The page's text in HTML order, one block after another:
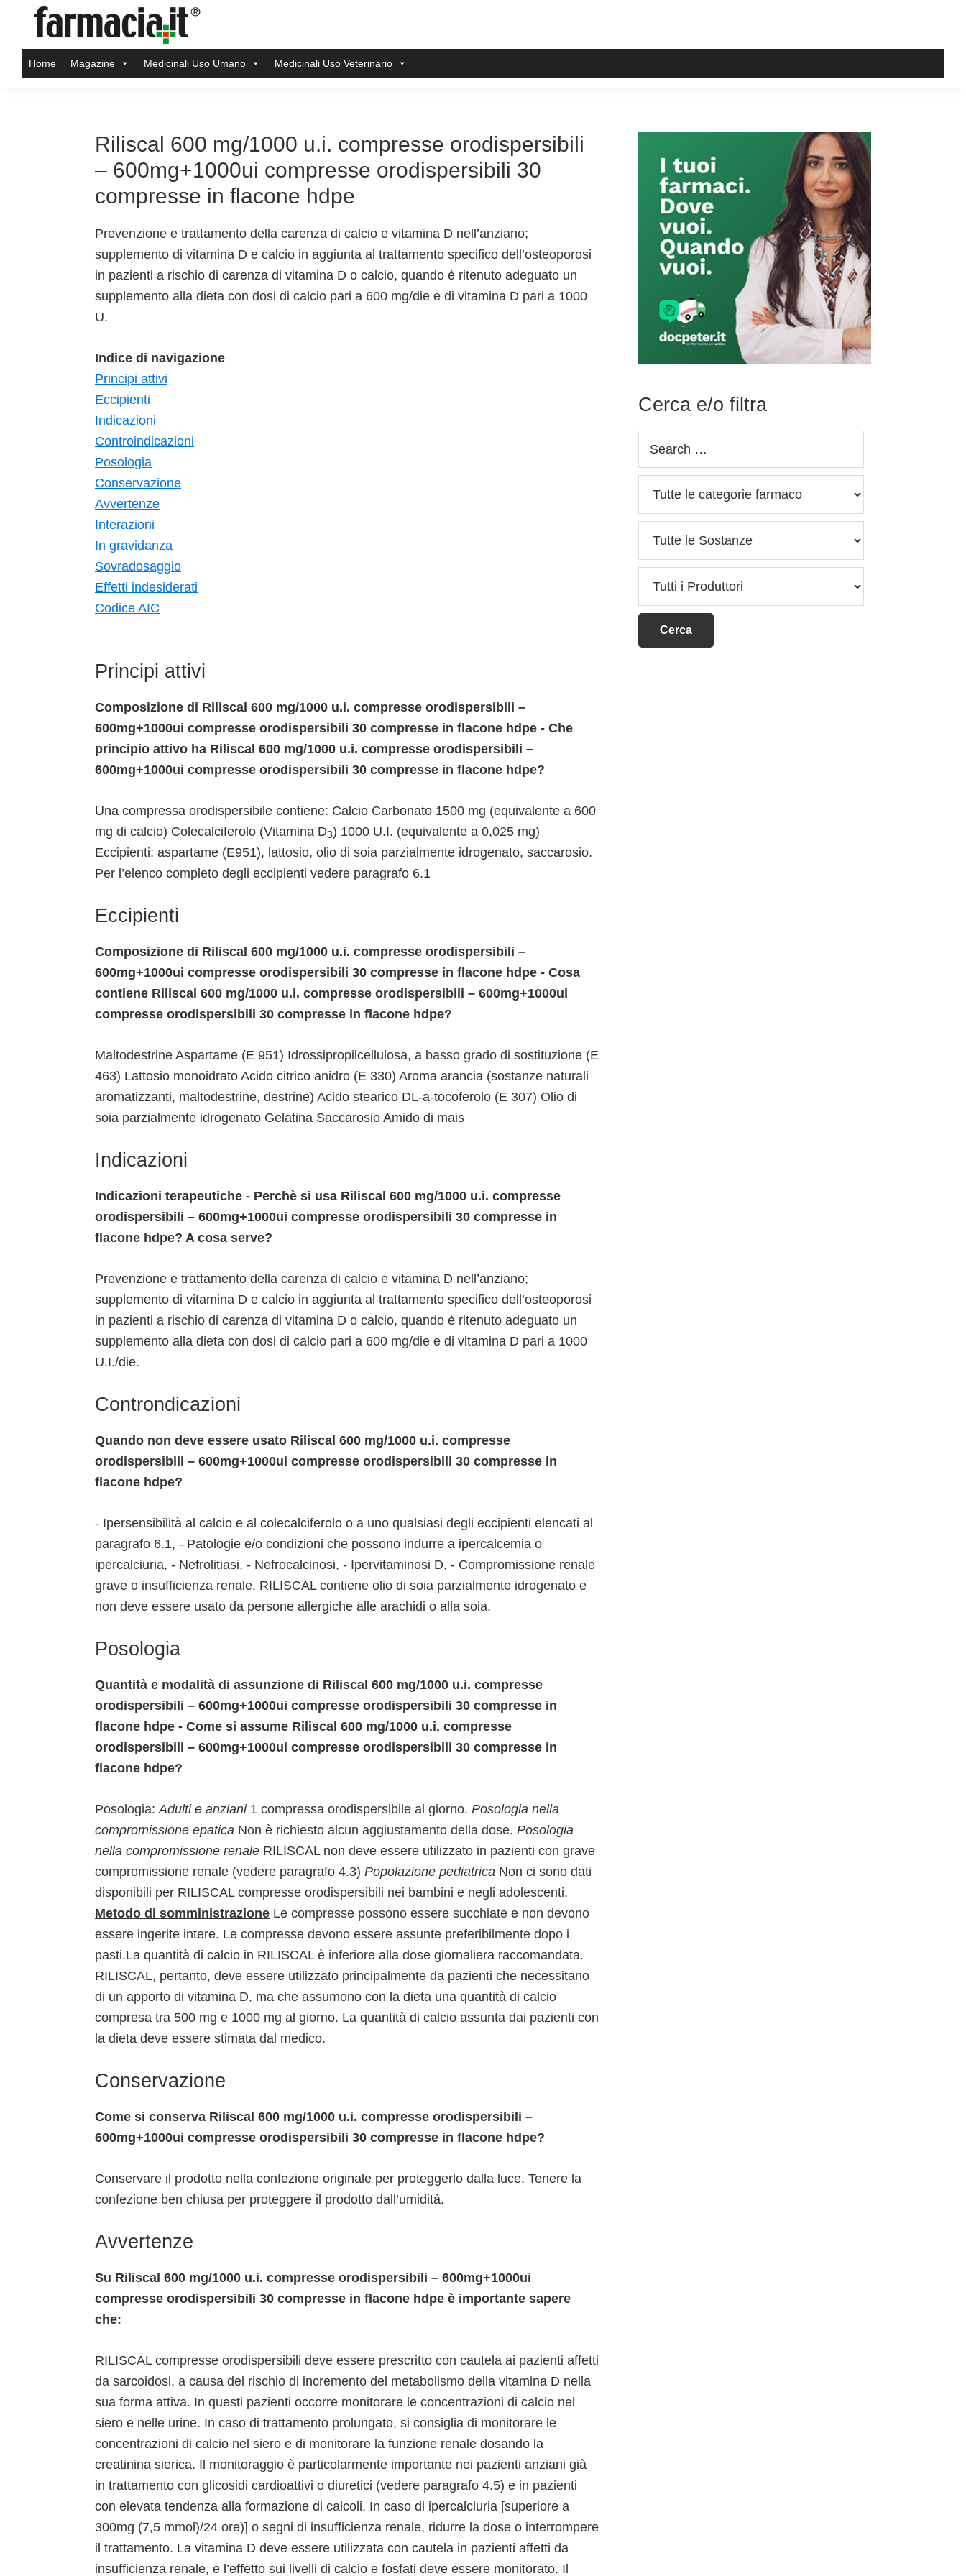
primary
main
primary
footerFarmacia.it
magazine
Home Magazine Medicinali Uso Umano Medicinali Uso Veterinario
Riliscal 600 mg/1000 u.i. compresse orodispersibili
– 600mg+1000ui compresse orodispersibili 30
compresse in flacone hdpe
Prevenzione e trattamento della carenza di calcio e vitamina D nell’anziano;
supplemento di vitamina D e calcio in aggiunta al trattamento specifico dell’osteoporosi
in pazienti a rischio di carenza di vitamina D o calcio, quando è ritenuto adeguato un
supplemento alla dieta con dosi di calcio pari a 600 mg/die e di vitamina D pari a 1000
U.
Indice di navigazione
Principi attivi
Eccipienti
Indicazioni
Controindicazioni
Posologia
Conservazione
Avvertenze
Interazioni
In gravidanza
Sovradosaggio
Effetti indesiderati
Codice AIC
Principi attivi
Composizione di Riliscal 600 mg/1000 u.i. compresse orodispersibili –
600mg+1000ui compresse orodispersibili 30 compresse in flacone hdpe - Che
principio attivo ha Riliscal 600 mg/1000 u.i. compresse orodispersibili –
600mg+1000ui compresse orodispersibili 30 compresse in flacone hdpe?
Una compressa orodispersibile contiene: Calcio Carbonato 1500 mg (equivalente a 600
mg di calcio) Colecalciferolo (Vitamina D3) 1000 U.I. (equivalente a 0,025 mg)
Eccipienti: aspartame (E951), lattosio, olio di soia parzialmente idrogenato, saccarosio.
Per l’elenco completo degli eccipienti vedere paragrafo 6.1
Eccipienti
Composizione di Riliscal 600 mg/1000 u.i. compresse orodispersibili –
600mg+1000ui compresse orodispersibili 30 compresse in flacone hdpe - Cosa
contiene Riliscal 600 mg/1000 u.i. compresse orodispersibili – 600mg+1000ui
compresse orodispersibili 30 compresse in flacone hdpe?
Maltodestrine Aspartame (E 951) Idrossipropilcellulosa, a basso grado di sostituzione (E
463) Lattosio monoidrato Acido citrico anidro (E 330) Aroma arancia (sostanze naturali
aromatizzanti, maltodestrine, destrine) Acido stearico DL-a-tocoferolo (E 307) Olio di
soia parzialmente idrogenato Gelatina Saccarosio Amido di mais
Indicazioni
Indicazioni terapeutiche - Perchè si usa Riliscal 600 mg/1000 u.i. compresse
orodispersibili – 600mg+1000ui compresse orodispersibili 30 compresse in
flacone hdpe? A cosa serve?
Prevenzione e trattamento della carenza di calcio e vitamina D nell’anziano;
supplemento di vitamina D e calcio in aggiunta al trattamento specifico dell’osteoporosi
in pazienti a rischio di carenza di vitamina D o calcio, quando è ritenuto adeguato un
supplemento alla dieta con dosi di calcio pari a 600 mg/die e di vitamina D pari a 1000
U.I./die.
Controndicazioni
Quando non deve essere usato Riliscal 600 mg/1000 u.i. compresse
orodispersibili – 600mg+1000ui compresse orodispersibili 30 compresse in
flacone hdpe?
- Ipersensibilità al calcio e al colecalciferolo o a uno qualsiasi degli eccipienti elencati al
paragrafo 6.1, - Patologie e/o condizioni che possono indurre a ipercalcemia o
ipercalciuria, - Nefrolitiasi, - Nefrocalcinosi, - Ipervitaminosi D, - Compromissione renale
grave o insufficienza renale. RILISCAL contiene olio di soia parzialmente idrogenato e
non deve essere usato da persone allergiche alle arachidi o alla soia.
Posologia
Quantità e modalità di assunzione di Riliscal 600 mg/1000 u.i. compresse
orodispersibili – 600mg+1000ui compresse orodispersibili 30 compresse in
flacone hdpe - Come si assume Riliscal 600 mg/1000 u.i. compresse
orodispersibili – 600mg+1000ui compresse orodispersibili 30 compresse in
flacone hdpe?
Posologia: Adulti e anziani1 compressa orodispersibile al giorno. Posologia nella
compromissione epatica Non è richiesto alcun aggiustamento della dose. Posologia
nella compromissione renale RILISCAL non deve essere utilizzato in pazienti con grave
compromissione renale (vedere paragrafo 4.3) Popolazione pediatrica Non ci sono dati
disponibili per RILISCAL compresse orodispersibili nei bambini e negli adolescenti.
Metodo di somministrazione Le compresse possono essere succhiate e non devono
essere ingerite intere. Le compresse devono essere assunte preferibilmente dopo i
pasti.La quantità di calcio in RILISCAL è inferiore alla dose giornaliera raccomandata.
RILISCAL, pertanto, deve essere utilizzato principalmente da pazienti che necessitano
di un apporto di vitamina D, ma che assumono con la dieta una quantità di calcio
compresa tra 500 mg e 1000 mg al giorno. La quantità di calcio assunta dai pazienti con
la dieta deve essere stimata dal medico.
Conservazione
Come si conserva Riliscal 600 mg/1000 u.i. compresse orodispersibili –
600mg+1000ui compresse orodispersibili 30 compresse in flacone hdpe?
Conservare il prodotto nella confezione originale per proteggerlo dalla luce. Tenere la
confezione ben chiusa per proteggere il prodotto dall’umidità.
Avvertenze
Su Riliscal 600 mg/1000 u.i. compresse orodispersibili – 600mg+1000ui
compresse orodispersibili 30 compresse in flacone hdpe è importante sapere
che:
RILISCAL compresse orodispersibili deve essere prescritto con cautela ai pazienti affetti
da sarcoidosi, a causa del rischio di incremento del metabolismo della vitamina D nella
sua forma attiva. In questi pazienti occorre monitorare le concentrazioni di calcio nel
siero e nelle urine. In caso di trattamento prolungato, si consiglia di monitorare le
concentrazioni di calcio nel siero e di monitorare la funzione renale dosando la
creatinina sierica. Il monitoraggio è particolarmente importante nei pazienti anziani già
in trattamento con glicosidi cardioattivi o diuretici (vedere paragrafo 4.5) e in pazienti
con elevata tendenza alla formazione di calcoli. In caso di ipercalciuria [superiore a
300mg (7,5 mmol)/24 ore)] o segni di insufficienza renale, ridurre la dose o interrompere
il trattamento. La vitamina D deve essere utilizzata con cautela in pazienti affetti da
insufficienza renale, e l’effetto sui livelli di calcio e fosfati deve essere monitorato. Il
Sidebar
Cerca e/o filtra